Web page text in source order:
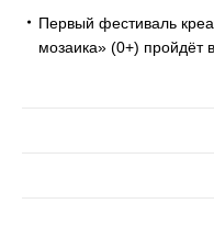
Первый фестиваль
мозаика» (0+) пройдёт